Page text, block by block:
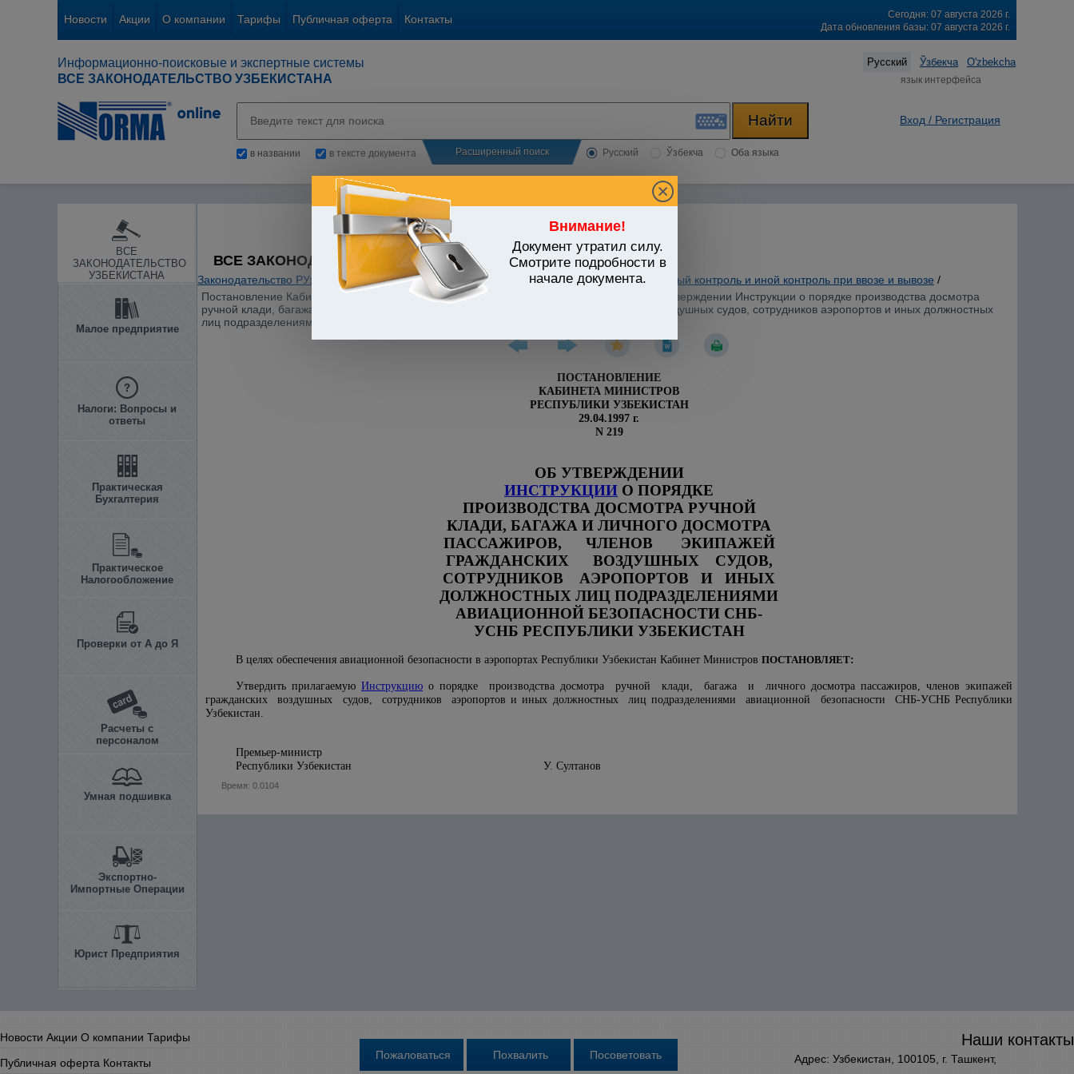
Новости Акции О компании Тарифы Публичная оферта Контакты
Сегодня: 07 августа 2026 г.
Дата обновления базы: 07 августа 2026 г.
Информационно-поисковые и экспертные системы
ВСЕ ЗАКОНОДАТЕЛЬСТВО УЗБЕКИСТАНА
Русский Ўзбекча O'zbekcha
язык интерфейса
в названии в тексте документа Расширенный поиск Русский Ўзбекча Оба языка
Вход / Регистрация
ВСЕ
ЗАКОНОДАТЕЛЬСТВО
УЗБЕКИСТАНА
Малое предприятие
Налоги: Вопросы и
ответы
Практическая
Бухгалтерия
Практическое
Налогообложение
Проверки от А до Я
Расчеты с
персоналом
Умная подшивка
Экспортно-
Импортные Операции
Юрист Предприятия
Внимание!
Документ утратил силу.
Смотрите подробности в
начале документа.
ВСЕ ЗАКОНОДАТЕЛЬСТВО УЗБЕКИСТАНА
Законодательство РУз Таможенное законодательство Утратившие силу акты / Таможенный контроль и иной контроль при ввозе и вывозе /
Постановление Кабинета Министров Республики Узбекистан от 29.04.1997 г. N 219 "Об утверждении Инструкции о порядке производства досмотра
ручной клади, багажа и личного досмотра пассажиров, членов экипажей гражданских воздушных судов, сотрудников аэропортов и иных должностных
лиц подразделениями авиационной безопасности СНБ-УСНБ Республики Узбекистан"
ПОСТАНОВЛЕНИЕ
КАБИНЕТА МИНИСТРОВ
РЕСПУБЛИКИ УЗБЕКИСТАН
29.04.1997 г.
N 219
ОБ УТВЕРЖДЕНИИ
ИНСТРУКЦИИ О ПОРЯДКЕ
ПРОИЗВОДСТВА ДОСМОТРА РУЧНОЙ
КЛАДИ, БАГАЖА И ЛИЧНОГО ДОСМОТРА
ПАССАЖИРОВ, ЧЛЕНОВ ЭКИПАЖЕЙ
ГРАЖДАНСКИХ ВОЗДУШНЫХ СУДОВ,
СОТРУДНИКОВ АЭРОПОРТОВ И ИНЫХ
ДОЛЖНОСТНЫХ ЛИЦ ПОДРАЗДЕЛЕНИЯМИ
АВИАЦИОННОЙ БЕЗОПАСНОСТИ СНБ-
УСНБ РЕСПУБЛИКИ УЗБЕКИСТАН
В целях обеспечения авиационной безопасности в аэропортах Республики Узбекистан Кабинет Министров ПОСТАНОВЛЯЕТ:
Утвердить прилагаемую Инструкцию о порядке производства досмотра ручной клади, багажа и личного досмотра пассажиров, членов экипажей
гражданских воздушных судов, сотрудников аэропортов и иных должностных лиц подразделениями авиационной безопасности СНБ-УСНБ Республики
Узбекистан.
Премьер-министр
Республики Узбекистан У. Султанов
Время: 0.0104
Новости Акции О компании Тарифы
Публичная оферта Контакты
Наши контакты
Адрес: Узбекистан, 100105, г. Ташкент,